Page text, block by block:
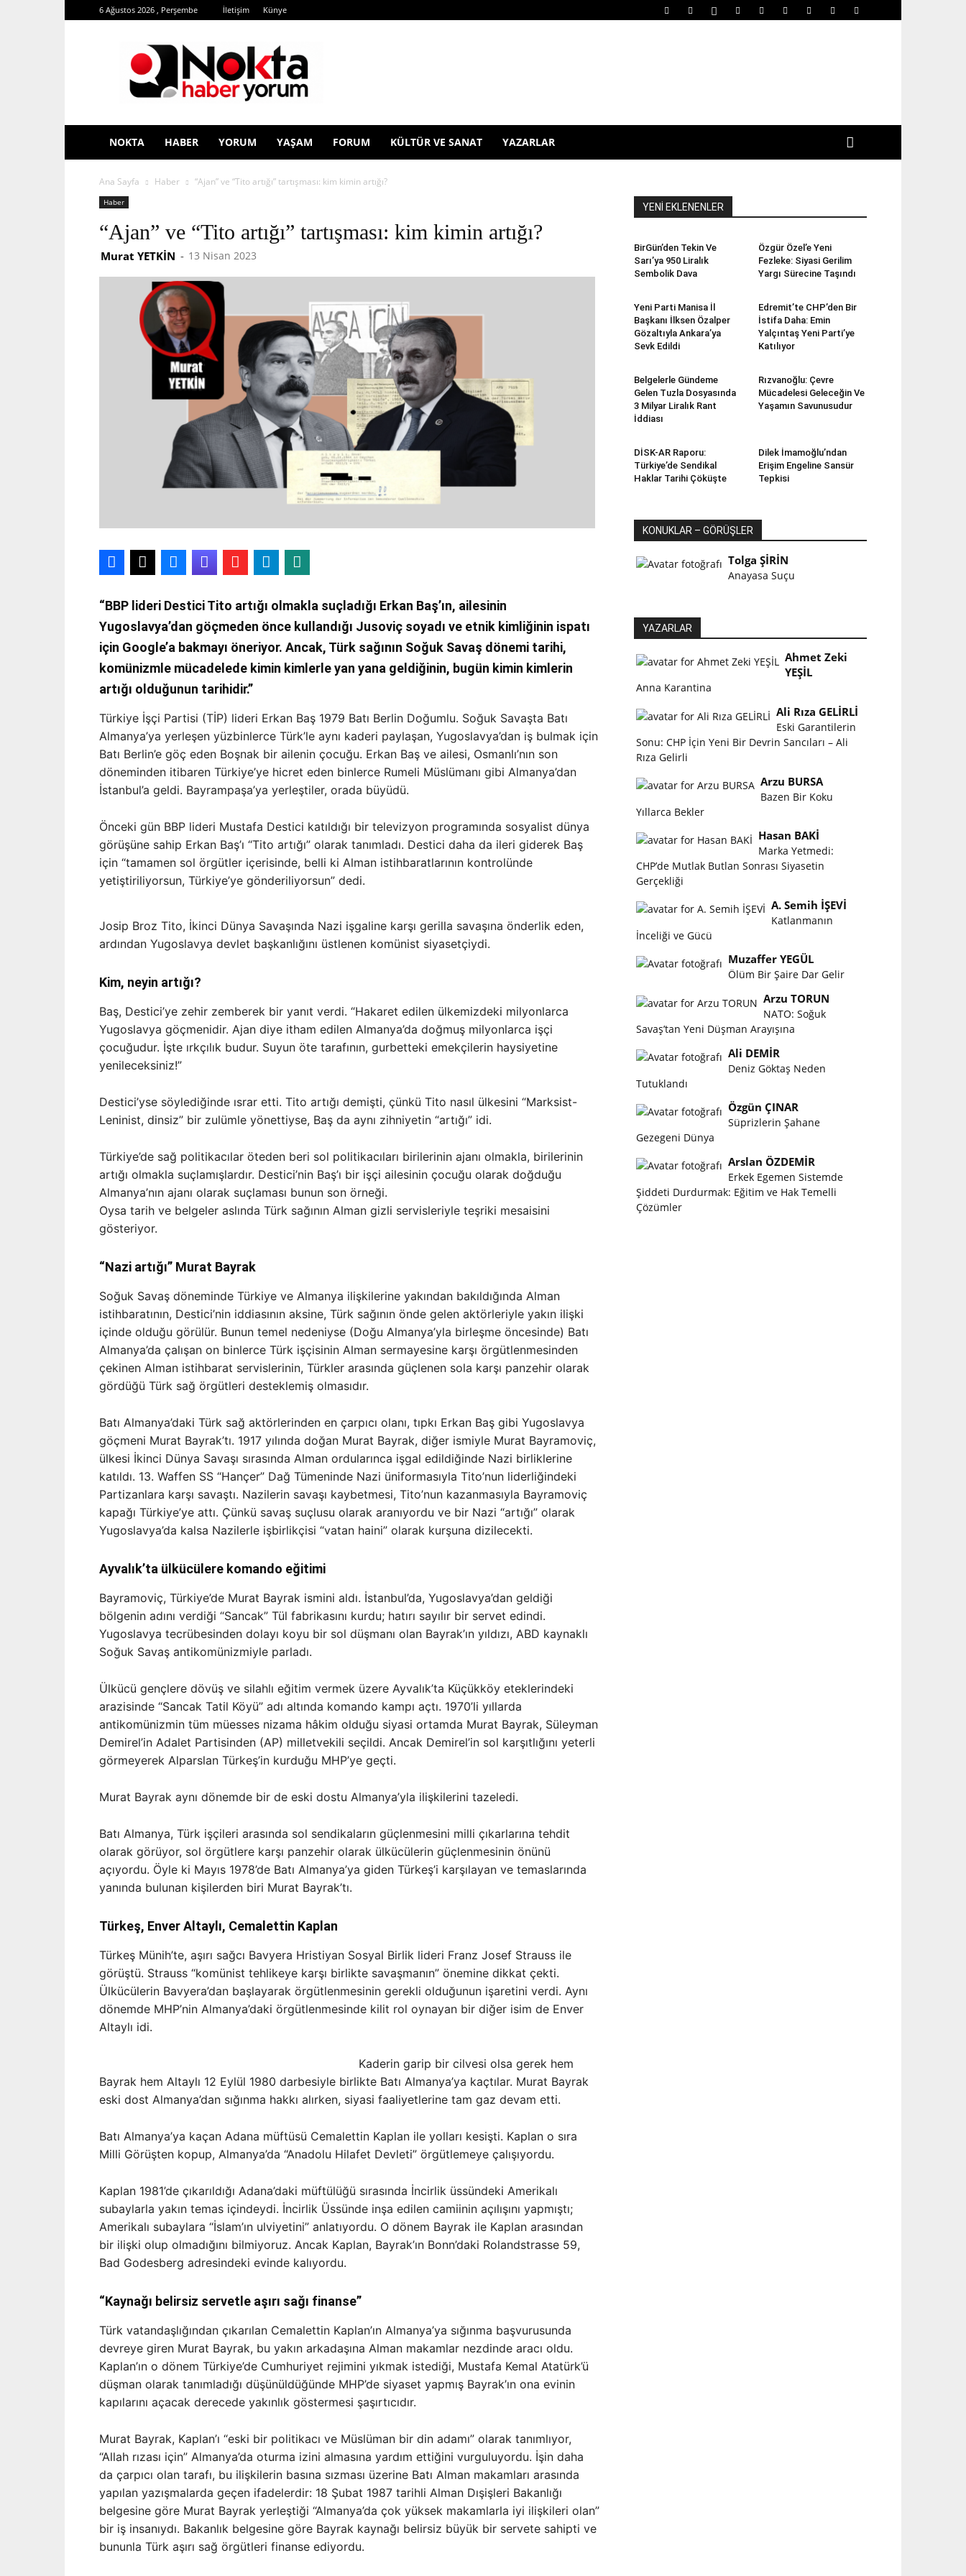
6 Ağustos 2026 , Perşembe İletişim Künye
Nokta
Haber
Yorum
NOKTA HABER YORUM YAŞAM FORUM KÜLTÜR VE SANAT YAZARLAR
Ana Sayfa Haber “Ajan” ve “Tito artığı” tartışması: kim kimin artığı?
Haber
“Ajan” ve “Tito artığı” tartışması: kim kimin artığı?
Murat YETKİN - 13 Nisan 2023
“BBP lideri Destici Tito artığı olmakla suçladığı Erkan Baş’ın, ailesinin
Yugoslavya’dan göçmeden önce kullandığı Jusoviç soyadı ve etnik kimliğinin ispatı
için Google’a bakmayı öneriyor. Ancak, Türk sağının Soğuk Savaş dönemi tarihi,
komünizmle mücadelede kimin kimlerle yan yana geldiğinin, bugün kimin kimlerin
artığı olduğunun tarihidir.”
Türkiye İşçi Partisi (TİP) lideri Erkan Baş 1979 Batı Berlin Doğumlu. Soğuk Savaşta Batı
Almanya’ya yerleşen yüzbinlerce Türk’le aynı kaderi paylaşan, Yugoslavya’dan iş bulmak için
Batı Berlin’e göç eden Boşnak bir ailenin çocuğu. Erkan Baş ve ailesi, Osmanlı’nın son
döneminden itibaren Türkiye’ye hicret eden binlerce Rumeli Müslümanı gibi Almanya’dan
İstanbul’a geldi. Bayrampaşa’ya yerleştiler, orada büyüdü.
Önceki gün BBP lideri Mustafa Destici katıldığı bir televizyon programında sosyalist dünya
görüşüne sahip Erkan Baş’ı “Tito artığı” olarak tanımladı. Destici daha da ileri giderek Baş
için “tamamen sol örgütler içerisinde, belli ki Alman istihbaratlarının kontrolünde
yetiştiriliyorsun, Türkiye’ye gönderiliyorsun” dedi.
Josip Broz Tito, İkinci Dünya Savaşında Nazi işgaline karşı gerilla savaşına önderlik eden,
ardından Yugoslavya devlet başkanlığını üstlenen komünist siyasetçiydi.
Kim, neyin artığı?
Baş, Destici’ye zehir zemberek bir yanıt verdi. “Hakaret edilen ülkemizdeki milyonlarca
Yugoslavya göçmenidir. Ajan diye itham edilen Almanya’da doğmuş milyonlarca işçi
çocuğudur. İşte ırkçılık budur. Suyun öte tarafının, gurbetteki emekçilerin haysiyetine
yenileceksiniz!”
Destici’yse söylediğinde ısrar etti. Tito artığı demişti, çünkü Tito nasıl ülkesini “Marksist-
Leninist, dinsiz” bir zulümle yönettiyse, Baş da aynı zihniyetin “artığı” idi.
Türkiye’de sağ politikacılar öteden beri sol politikacıları birilerinin ajanı olmakla, birilerinin
artığı olmakla suçlamışlardır. Destici’nin Baş’ı bir işçi ailesinin çocuğu olarak doğduğu
Almanya’nın ajanı olarak suçlaması bunun son örneği.
Oysa tarih ve belgeler aslında Türk sağının Alman gizli servisleriyle teşriki mesaisini
gösteriyor.
“Nazi artığı” Murat Bayrak
Soğuk Savaş döneminde Türkiye ve Almanya ilişkilerine yakından bakıldığında Alman
istihbaratının, Destici’nin iddiasının aksine, Türk sağının önde gelen aktörleriyle yakın ilişki
içinde olduğu görülür. Bunun temel nedeniyse (Doğu Almanya’yla birleşme öncesinde) Batı
Almanya’da çalışan on binlerce Türk işçisinin Alman sermayesine karşı örgütlenmesinden
çekinen Alman istihbarat servislerinin, Türkler arasında güçlenen sola karşı panzehir olarak
gördüğü Türk sağ örgütleri desteklemiş olmasıdır.
Batı Almanya’daki Türk sağ aktörlerinden en çarpıcı olanı, tıpkı Erkan Baş gibi Yugoslavya
göçmeni Murat Bayrak’tı. 1917 yılında doğan Murat Bayrak, diğer ismiyle Murat Bayramoviç,
ülkesi İkinci Dünya Savaşı sırasında Alman ordularınca işgal edildiğinde Nazi birliklerine
katıldı. 13. Waffen SS “Hançer” Dağ Tümeninde Nazi üniformasıyla Tito’nun liderliğindeki
Partizanlara karşı savaştı. Nazilerin savaşı kaybetmesi, Tito’nun kazanmasıyla Bayramoviç
kapağı Türkiye’ye attı. Çünkü savaş suçlusu olarak aranıyordu ve bir Nazi “artığı” olarak
Yugoslavya’da kalsa Nazilerle işbirlikçisi “vatan haini” olarak kurşuna dizilecekti.
Ayvalık’ta ülkücülere komando eğitimi
Bayramoviç, Türkiye’de Murat Bayrak ismini aldı. İstanbul’da, Yugoslavya’dan geldiği
bölgenin adını verdiği “Sancak” Tül fabrikasını kurdu; hatırı sayılır bir servet edindi.
Yugoslavya tecrübesinden dolayı koyu bir sol düşmanı olan Bayrak’ın yıldızı, ABD kaynaklı
Soğuk Savaş antikomünizmiyle parladı.
Ülkücü gençlere dövüş ve silahlı eğitim vermek üzere Ayvalık’ta Küçükköy eteklerindeki
arazisinde “Sancak Tatil Köyü” adı altında komando kampı açtı. 1970’li yıllarda
antikomünizmin tüm müesses nizama hâkim olduğu siyasi ortamda Murat Bayrak, Süleyman
Demirel’in Adalet Partisinden (AP) milletvekili seçildi. Ancak Demirel’in sol karşıtlığını yeterli
görmeyerek Alparslan Türkeş’in kurduğu MHP’ye geçti.
Murat Bayrak aynı dönemde bir de eski dostu Almanya’yla ilişkilerini tazeledi.
Batı Almanya, Türk işçileri arasında sol sendikaların güçlenmesini milli çıkarlarına tehdit
olarak görüyor, sol örgütlere karşı panzehir olarak ülkücülerin güçlenmesinin önünü
açıyordu. Öyle ki Mayıs 1978’de Batı Almanya’ya giden Türkeş’i karşılayan ve temaslarında
yanında bulunan kişilerden biri Murat Bayrak’tı.
Türkeş, Enver Altaylı, Cemalettin Kaplan
Türkeş Münih’te, aşırı sağcı Bavyera Hristiyan Sosyal Birlik lideri Franz Josef Strauss ile
görüştü. Strauss “komünist tehlikeye karşı birlikte savaşmanın” önemine dikkat çekti.
Ülkücülerin Bavyera’dan başlayarak örgütlenmesinin gerekli olduğunun işaretini verdi. Aynı
dönemde MHP’nin Almanya’daki örgütlenmesinde kilit rol oynayan bir diğer isim de Enver
Altaylı idi.
Kaderin garip bir cilvesi olsa gerek hem
Bayrak hem Altaylı 12 Eylül 1980 darbesiyle birlikte Batı Almanya’ya kaçtılar. Murat Bayrak
eski dost Almanya’dan sığınma hakkı alırken, siyasi faaliyetlerine tam gaz devam etti.
Batı Almanya’ya kaçan Adana müftüsü Cemalettin Kaplan ile yolları kesişti. Kaplan o sıra
Milli Görüşten kopup, Almanya’da “Anadolu Hilafet Devleti” örgütlemeye çalışıyordu.
Kaplan 1981’de çıkarıldığı Adana’daki müftülüğü sırasında İncirlik üssündeki Amerikalı
subaylarla yakın temas içindeydi. İncirlik Üssünde inşa edilen camiinin açılışını yapmıştı;
Amerikalı subaylara “İslam’ın ulviyetini” anlatıyordu. O dönem Bayrak ile Kaplan arasından
bir ilişki olup olmadığını bilmiyoruz. Ancak Kaplan, Bayrak’ın Bonn’daki Rolandstrasse 59,
Bad Godesberg adresindeki evinde kalıyordu.
“Kaynağı belirsiz servetle aşırı sağı finanse”
Türk vatandaşlığından çıkarılan Cemalettin Kaplan’ın Almanya’ya sığınma başvurusunda
devreye giren Murat Bayrak, bu yakın arkadaşına Alman makamlar nezdinde aracı oldu.
Kaplan’ın o dönem Türkiye’de Cumhuriyet rejimini yıkmak istediği, Mustafa Kemal Atatürk’ü
düşman olarak tanımladığı düşünüldüğünde MHP’de siyaset yapmış Bayrak’ın ona evinin
kapılarını açacak derecede yakınlık göstermesi şaşırtıcıdır.
Murat Bayrak, Kaplan’ı “eski bir politikacı ve Müslüman bir din adamı” olarak tanımlıyor,
“Allah rızası için” Almanya’da oturma izini almasına yardım ettiğini vurguluyordu. İşin daha
da çarpıcı olan tarafı, bu ilişkilerin basına sızması üzerine Batı Alman makamları arasında
yapılan yazışmalarda geçen ifadelerdir: 18 Şubat 1987 tarihli Alman Dışişleri Bakanlığı
belgesine göre Murat Bayrak yerleştiği “Almanya’da çok yüksek makamlarla iyi ilişkileri olan”
bir iş insanıydı. Bakanlık belgesine göre Bayrak kaynağı belirsiz büyük bir servete sahipti ve
bununla Türk aşırı sağ örgütleri finanse ediyordu.
YENİ EKLENENLER
BirGün’den Tekin Ve
Sarı’ya 950 Liralık
Sembolik Dava
Özgür Özel’e Yeni
Fezleke: Siyasi Gerilim
Yargı Sürecine Taşındı
Yeni Parti Manisa İl
Başkanı İlksen Özalper
Gözaltıyla Ankara’ya
Sevk Edildi
Edremit’te CHP’den Bir
İstifa Daha: Emin
Yalçıntaş Yeni Parti’ye
Katılıyor
Belgelerle Gündeme
Gelen Tuzla Dosyasında
3 Milyar Liralık Rant
İddiası
Rızvanoğlu: Çevre
Mücadelesi Geleceğin Ve
Yaşamın Savunusudur
DİSK-AR Raporu:
Türkiye’de Sendikal
Haklar Tarihi Çöküşte
Dilek İmamoğlu’ndan
Erişim Engeline Sansür
Tepkisi
KONUKLAR – GÖRÜŞLER
Tolga ŞİRİN
Anayasa Suçu
YAZARLAR
Ahmet Zeki
YEŞİL
Anna Karantina
Ali Rıza GELİRLİ
Eski Garantilerin
Sonu: CHP İçin Yeni Bir Devrin Sancıları – Ali
Rıza Gelirli
Arzu BURSA
Bazen Bir Koku
Yıllarca Bekler
Hasan BAKİ
Marka Yetmedi:
CHP’de Mutlak Butlan Sonrası Siyasetin
Gerçekliği
A. Semih İŞEVİ
Katlanmanın
İnceliği ve Gücü
Muzaffer YEGÜL
Ölüm Bir Şaire Dar Gelir
Arzu TORUN
NATO: Soğuk
Savaş’tan Yeni Düşman Arayışına
Ali DEMİR
Deniz Göktaş Neden
Tutuklandı
Özgün ÇINAR
Süprizlerin Şahane
Gezegeni Dünya
Arslan ÖZDEMİR
Erkek Egemen Sistemde
Şiddeti Durdurmak: Eğitim ve Hak Temelli
Çözümler